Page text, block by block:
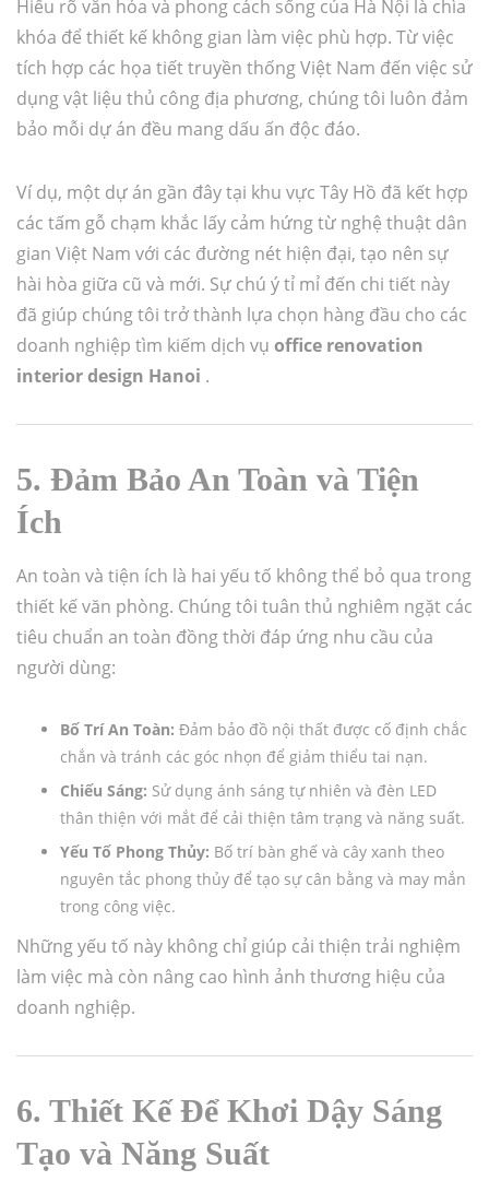
Hiểu rõ văn hóa và phong cách sống của Hà Nội là chìa
khóa để thiết kế không gian làm việc phù hợp. Từ việc
tích hợp các họa tiết truyền thống Việt Nam đến việc sử
dụng vật liệu thủ công địa phương, chúng tôi luôn đảm
bảo mỗi dự án đều mang dấu ấn độc đáo.
Ví dụ, một dự án gần đây tại khu vực Tây Hồ đã kết hợp
các tấm gỗ chạm khắc lấy cảm hứng từ nghệ thuật dân
gian Việt Nam với các đường nét hiện đại, tạo nên sự
hài hòa giữa cũ và mới. Sự chú ý tỉ mỉ đến chi tiết này
đã giúp chúng tôi trở thành lựa chọn hàng đầu cho các
doanh nghiệp tìm kiếm dịch vụ office renovation
interior design Hanoi .
5. Đảm Bảo An Toàn và Tiện
Ích
An toàn và tiện ích là hai yếu tố không thể bỏ qua trong
thiết kế văn phòng. Chúng tôi tuân thủ nghiêm ngặt các
tiêu chuẩn an toàn đồng thời đáp ứng nhu cầu của
người dùng:
Bố Trí An Toàn: Đảm bảo đồ nội thất được cố định chắc
chắn và tránh các góc nhọn để giảm thiểu tai nạn.
Chiếu Sáng: Sử dụng ánh sáng tự nhiên và đèn LED
thân thiện với mắt để cải thiện tâm trạng và năng suất.
Yếu Tố Phong Thủy: Bố trí bàn ghế và cây xanh theo
nguyên tắc phong thủy để tạo sự cân bằng và may mắn
trong công việc.
Những yếu tố này không chỉ giúp cải thiện trải nghiệm
làm việc mà còn nâng cao hình ảnh thương hiệu của
doanh nghiệp.
6. Thiết Kế Để Khơi Dậy Sáng
Tạo và Năng Suất